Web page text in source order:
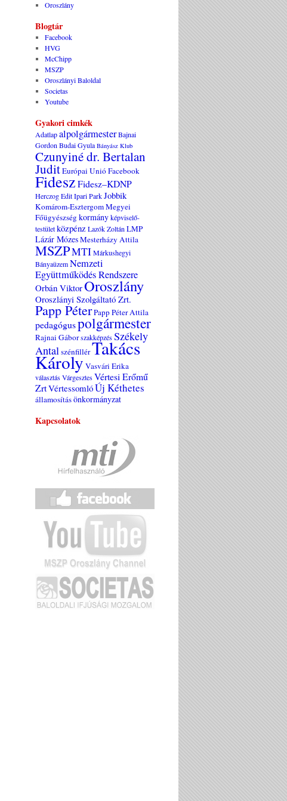
Oroszlány
Blogtár
Facebook
HVG
McChipp
MSZP
Oroszlányi Baloldal
Societas
Youtube
Gyakori cimkék
AdatlapalpolgármesterBajnai
Gordon Budai Gyula Bányász Klub
Czunyiné dr. Bertalan
JuditEurópai UnióFacebook
FideszFidesz–KDNP
Herczog EditIpari ParkJobbik
Komárom-Esztergom Megyei
Főügyészség kormányképviselő-
testületközpénzLazók Zoltán LMP
Lázár MózesMesterházy Attila
MSZPMTIMárkushegyi
BányaüzemNemzeti
Együttműködés Rendszere
Orbán ViktorOroszlány
Oroszlányi Szolgáltató Zrt.
Papp PéterPapp Péter Attila
pedagóguspolgármester
Rajnai GáborszakképzésSzékely
AntalszénfillérTakács
KárolyVasvári Erika
választásVárgesztesVértesi Erőmű
ZrtVértessomlóÚj Kéthetes
államosításönkormányzat
Kapcsolatok